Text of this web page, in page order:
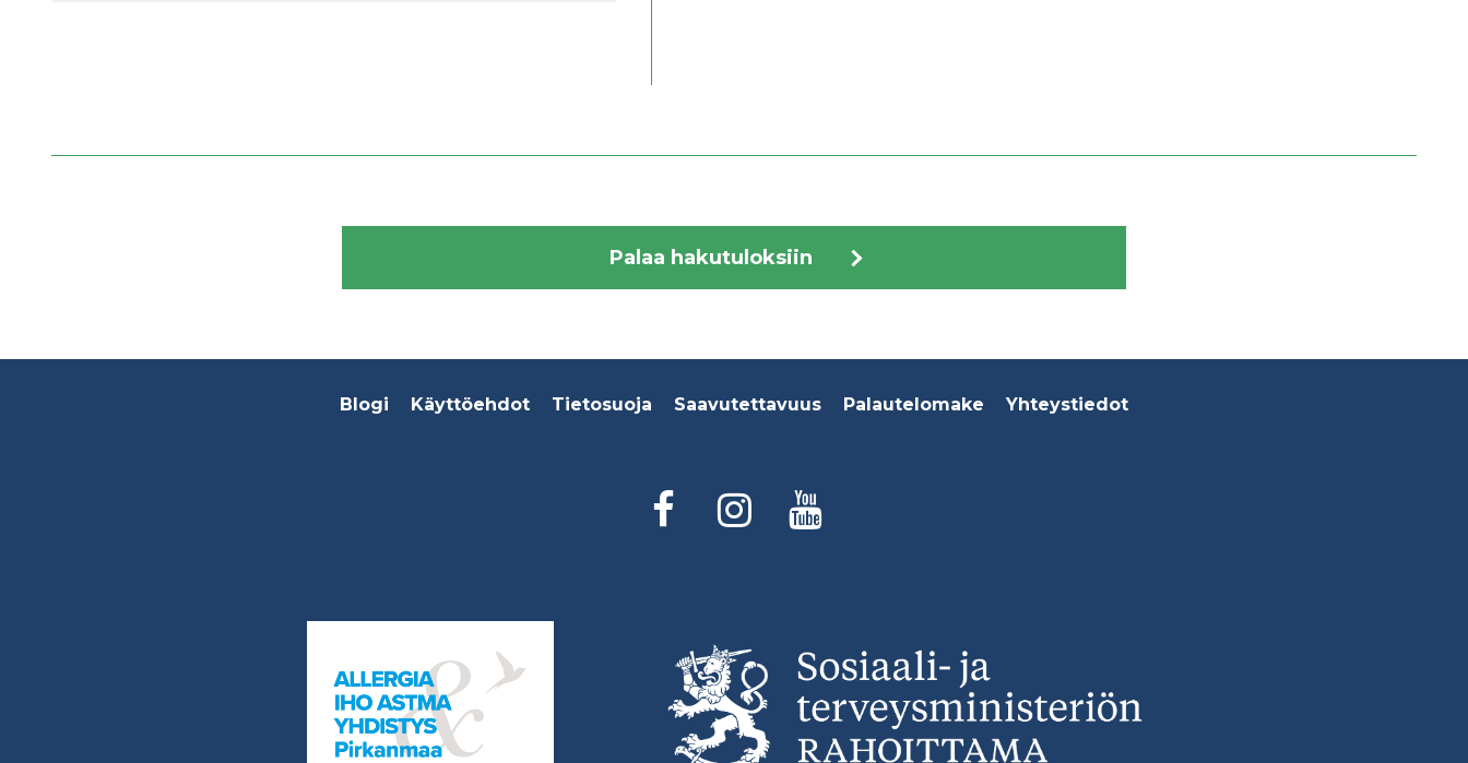
Palaa hakutuloksiin
Blogi Käyttöehdot Tietosuoja Saavutettavuus Palautelomake Yhteystiedot